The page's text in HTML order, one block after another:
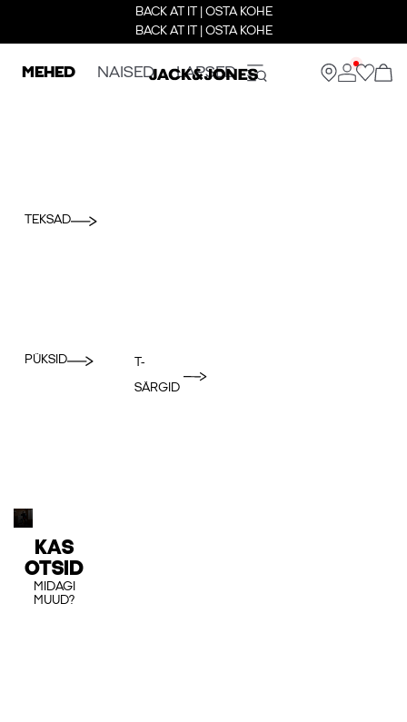
BACK AT IT | OSTA KOHE
BACK AT IT | OSTA KOHE
MEHED NAISED LAPSED
TEKSAD
PÜKSID
T-
SÄRGID
KAS
OTSID
MIDAGI
MUUD?